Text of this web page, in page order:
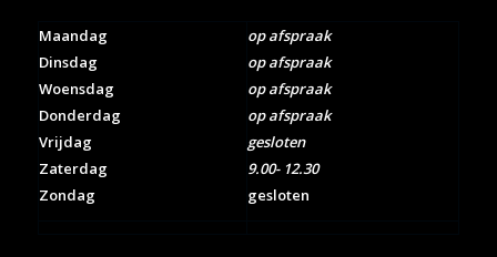
Maandag
Dinsdag
Woensdag
Donderdag
Vrijdag
Zaterdag
Zondag
op afspraak
op afspraak
op afspraak
op afspraak
gesloten
9.00- 12.30
gesloten